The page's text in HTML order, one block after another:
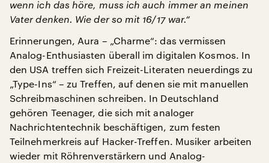
wenn ich das höre, muss ich auch immer an meinen
Vater denken. Wie der so mit 16/17 war.“
Erinnerungen, Aura – „Charme“: das vermissen
Analog-Enthusiasten überall im digitalen Kosmos. In
den USA treffen sich Freizeit-Literaten neuerdings zu
„Type-Ins“ – zu Treffen, auf denen sie mit manuellen
Schreibmaschinen schreiben. In Deutschland
gehören Teenager, die sich mit analoger
Nachrichtentechnik beschäftigen, zum festen
Teilnehmerkreis auf Hacker-Treffen. Musiker arbeiten
wieder mit Röhrenverstärkern und Analog-